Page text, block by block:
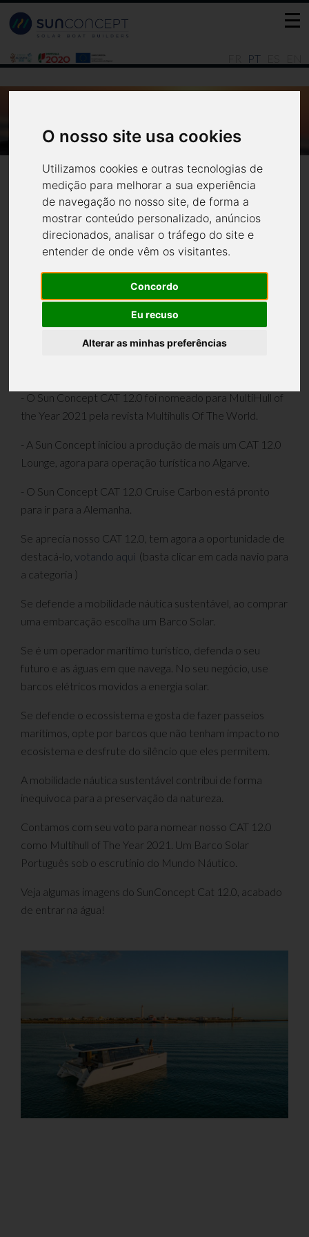
PT
O nosso site usa cookies
Utilizamos cookies e outras tecnologias de
medição para melhorar a sua experiência
de navegação no nosso site, de forma a
mostrar conteúdo personalizado, anúncios
direcionados, analisar o tráfego do site e
entender de onde vêm os visitantes.
Concordo
Eu recuso
Alterar as minhas preferências
NÁUTICA SUSTENTÁVEL PORTUGUESA
Boas Notícias para a
Mobilidade Náutica
Sustentável Portuguesa
Boas Notícias para a Mobilidade Náutica Sustentável
- O Sun Concept CAT 12.0 foi nomeado para MultiHull of
the Year 2021 pela revista Multihulls Of The World.
- A Sun Concept iniciou a produção de mais um CAT 12.0
Lounge, agora para operação turística no Algarve.
- O Sun Concept CAT 12.0 Cruise Carbon está pronto
para ir para a Alemanha.
Se aprecia nosso CAT 12.0, tem agora a oportunidade de
destacá-lo, votando aqui (basta clicar em cada navio para
a categoria )
Se defende a mobilidade náutica sustentável, ao comprar
uma embarcação escolha um Barco Solar.
Se é um operador marítimo turístico, defenda o seu
futuro e as águas em que navega. No seu negócio, use
barcos elétricos movidos a energia solar.
Se defende o ecossistema e gosta de fazer passeios
marítimos, opte por barcos que não tenham impacto no
ecosistema e desfrute do silêncio que eles permitem.
A mobilidade náutica sustentável contribui de forma
inequívoca para a preservação da natureza.
Contamos com seu voto para nomear nosso CAT 12.0
como Multihull of The Year 2021. Um Barco Solar
Português sob o escrutínio do Mundo Náutico.
Veja algumas imagens do SunConcept Cat 12.0, acabado
de entrar na água!